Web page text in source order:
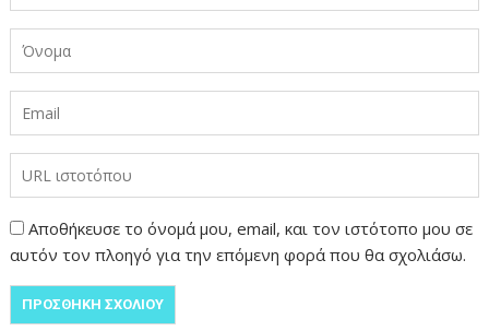
Αποθήκευσε το όνομά μου, email, και τον ιστότοπο μου σε
αυτόν τον πλοηγό για την επόμενη φορά που θα σχολιάσω.